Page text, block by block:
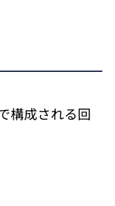
構成される回